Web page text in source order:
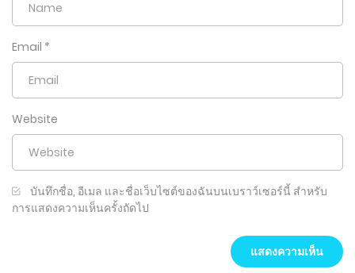
Email *
Website
บันทึกชื่อ, อีเมล และชื่อเว็บไซต์ของฉันบนเบราว์เซอร์นี้ สำหรับ
การแสดงความเห็นครั้งถัดไป